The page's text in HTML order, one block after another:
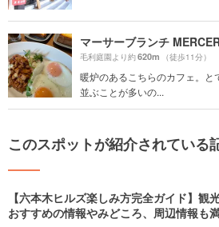
マーサーブランチ
毛利庭園より約620m （徒歩11分）
暖炉のあるこちらのカフェ。と
並ぶことが多いの...
このスポットが紹介されている
【六本木ヒルズ楽しみ方完全ガイド】観
おすすめの情報やみどころ、周辺情報も